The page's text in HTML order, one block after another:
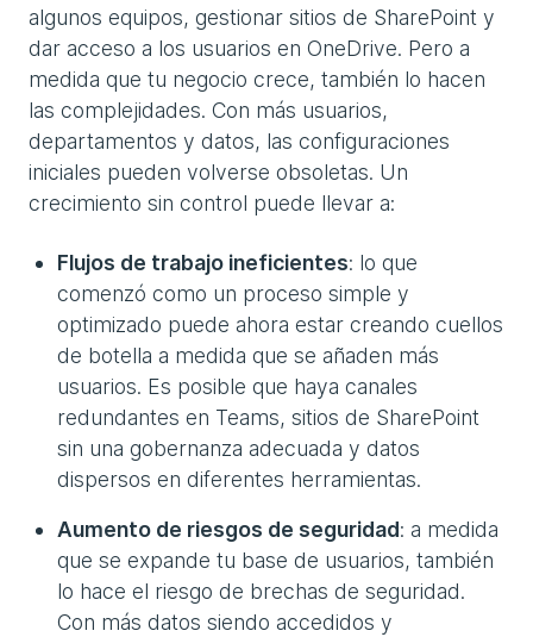
algunos equipos, gestionar sitios de SharePoint y
dar acceso a los usuarios en OneDrive. Pero a
medida que tu negocio crece, también lo hacen
las complejidades. Con más usuarios,
departamentos y datos, las configuraciones
iniciales pueden volverse obsoletas. Un
crecimiento sin control puede llevar a:
Flujos de trabajo ineficientes: lo que
comenzó como un proceso simple y
optimizado puede ahora estar creando cuellos
de botella a medida que se añaden más
usuarios. Es posible que haya canales
redundantes en Teams, sitios de SharePoint
sin una gobernanza adecuada y datos
dispersos en diferentes herramientas.
Aumento de riesgos de seguridad: a medida
que se expande tu base de usuarios, también
lo hace el riesgo de brechas de seguridad.
Con más datos siendo accedidos y